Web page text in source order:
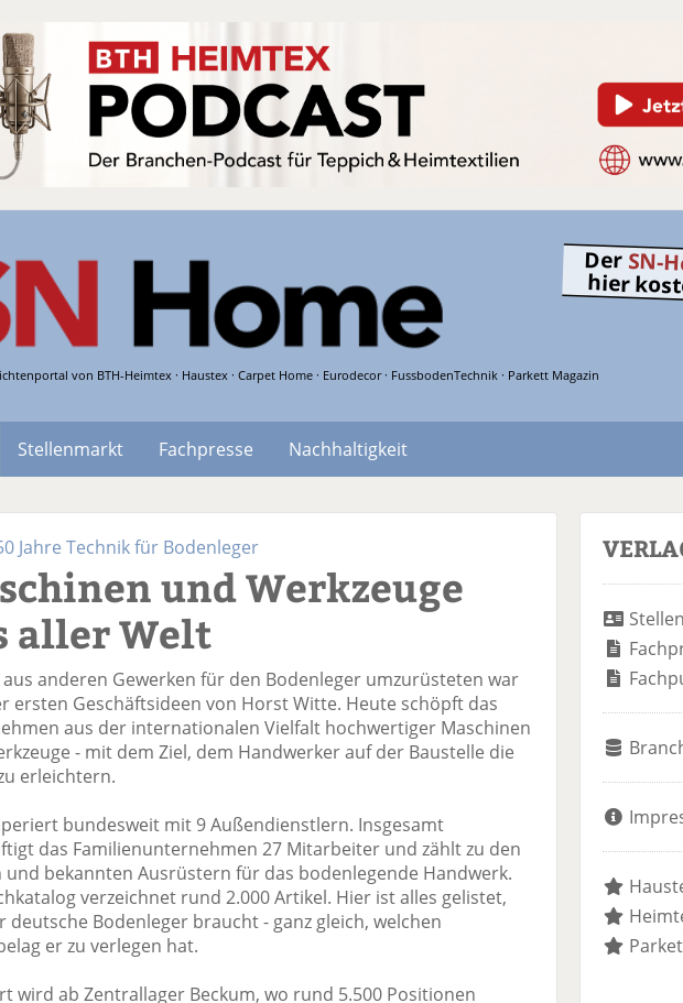
von BTH-Heimtex · Haustex · Carpet Home · Eurodecor · FussbodenTechnik · Parkett Magazin
Der SN-
hier
Stellenmarkt Fachpresse
Nachhaltigkeit
Jahre Technik für Bodenleger
und Werkzeuge
aller Welt
anderen Gewerken für den Bodenleger umzurüsteten war
ersten Geschäftsideen von Horst Witte. Heute schöpft das
aus der internationalen Vielfalt hochwertiger Maschinen
- mit dem Ziel, dem Handwerker auf der Baustelle die
erleichtern.
bundesweit mit 9 Außendienstlern. Insgesamt
das Familienunternehmen 27 Mitarbeiter und zählt zu den
und bekannten Ausrüstern für das bodenlegende Handwerk.
verzeichnet rund 2.000 Artikel. Hier ist alles gelistet,
deutsche Bodenleger braucht - ganz gleich, welchen
er zu verlegen hat.
wird ab Zentrallager Beckum, wo rund 5.500 Positionen